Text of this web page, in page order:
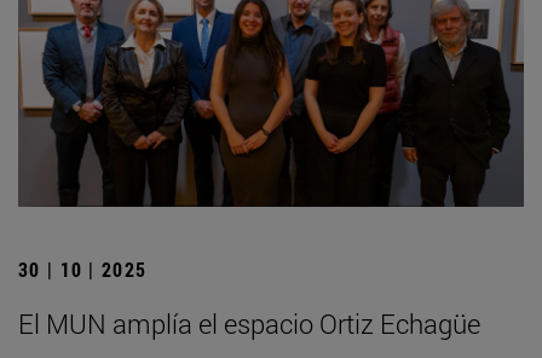
30 | 10 | 2025
El MUN amplía el espacio Ortiz Echagüe